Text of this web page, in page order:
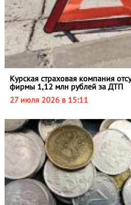
Курская страховая компания
фирмы 1,12 млн рублей за ДТП
27 июля 2026 в 15:11